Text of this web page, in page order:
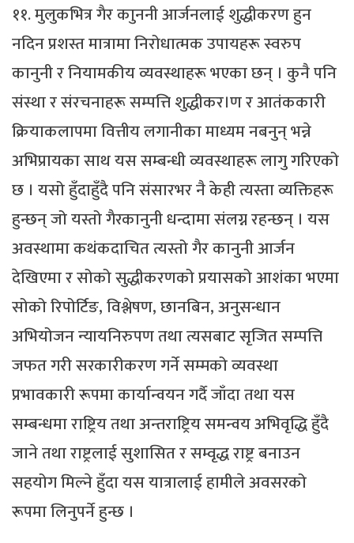
११. मुलुकभित्र गैर काुननी आर्जनलाई शुद्धीकरण हुन
नदिन प्रशस्त मात्रामा निरोधात्मक उपायहरू स्वरुप
कानुनी र नियामकीय व्यवस्थाहरू भएका छन् । कुनै पनि
संस्था र संरचनाहरू सम्पत्ति शुद्धीकर।ण र आतंककारी
क्रियाकलापमा वित्तीय लगानीका माध्यम नबनुन् भन्ने
अभिप्रायका साथ यस सम्बन्धी व्यवस्थाहरू लागु गरिएको
छ । यसो हुँदाहुँदै पनि संसारभर नै केही त्यस्ता व्यक्तिहरू
हुन्छन् जो यस्तो गैरकानुनी धन्दामा संलग्न रहन्छन् । यस
अवस्थामा कथंकदाचित त्यस्तो गैर कानुनी आर्जन
देखिएमा र सोको सुद्धीकरणको प्रयासको आशंका भएमा
सोको रिपोर्टिङ, विश्लेषण, छानबिन, अनुसन्धान
अभियोजन न्यायनिरुपण तथा त्यसबाट सृजित सम्पत्ति
जफत गरी सरकारीकरण गर्ने सम्मको व्यवस्था
प्रभावकारी रूपमा कार्यान्वयन गर्दै जाँदा तथा यस
सम्बन्धमा राष्ट्रिय तथा अन्तराष्ट्रिय समन्वय अभिवृद्धि हुँदै
जाने तथा राष्ट्रलाई सुशासित र सम्वृद्ध राष्ट्र बनाउन
सहयोग मिल्ने हुँदा यस यात्रालाई हामीले अवसरको
रूपमा लिनुपर्ने हुन्छ ।